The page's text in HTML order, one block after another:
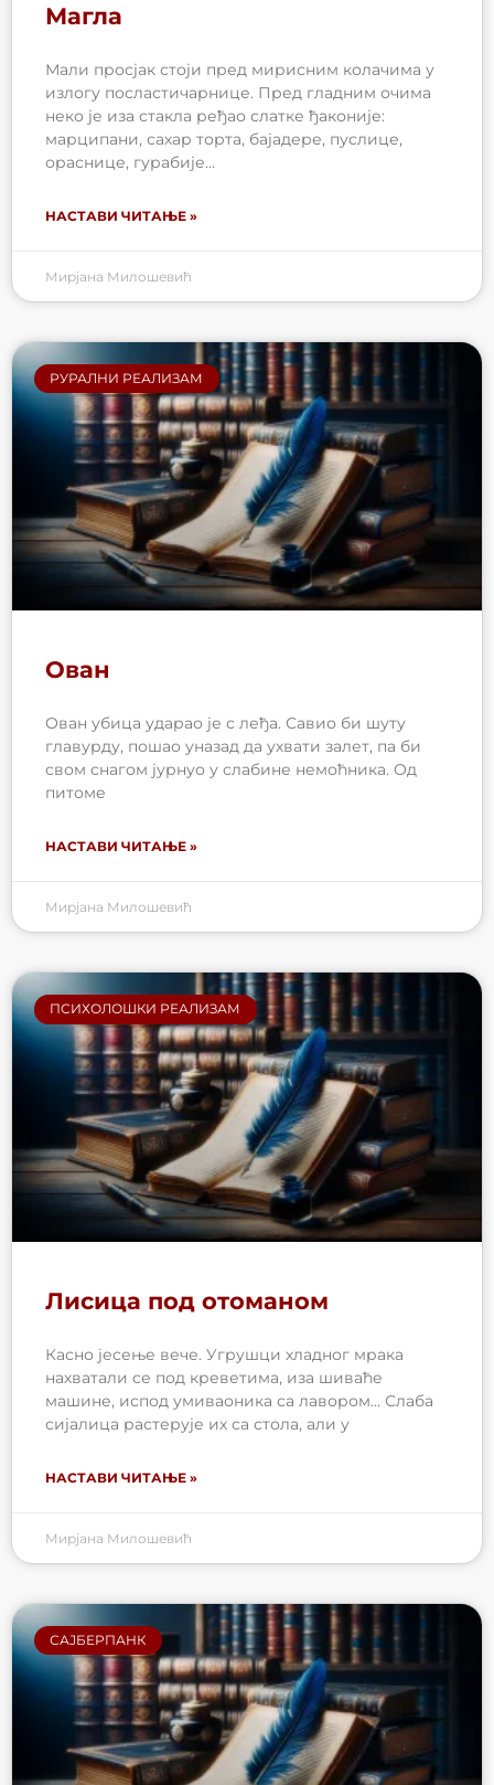
Магла
Мали просјак стоји пред мирисним колачима у
излогу посластичарнице. Пред гладним очима
неко је иза стакла ређао слатке ђаконије:
марципани, сахар торта, бајадере, пуслице,
ораснице, гурабије…
НАСТАВИ ЧИТАЊЕ »
Мирјана Милошевић
РУРАЛНИ РЕАЛИЗАМ
Ован
Ован убица ударао је с леђа. Савио би шуту
главурду, пошао уназад да ухвати залет, па би
свом снагом јурнуо у слабине немоћника. Од
питоме
НАСТАВИ ЧИТАЊЕ »
Мирјана Милошевић
ПСИХОЛОШКИ РЕАЛИЗАМ
Лисица под отоманом
Касно јесење вече. Угрушци хладног мрака
нахватали се под креветима, иза шиваће
машине, испод умиваоника са лавором… Слаба
сијалица растерује их са стола, али у
НАСТАВИ ЧИТАЊЕ »
Мирјана Милошевић
САЈБЕРПАНК